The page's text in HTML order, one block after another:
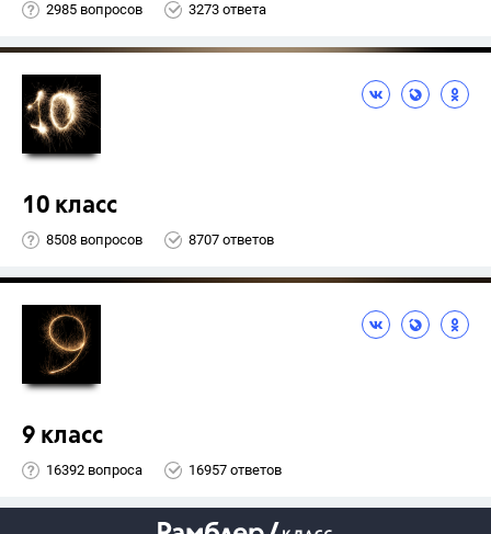
2985 вопросов 3273 ответа
10 класс
8508 вопросов 8707 ответов
9 класс
16392 вопроса 16957 ответов